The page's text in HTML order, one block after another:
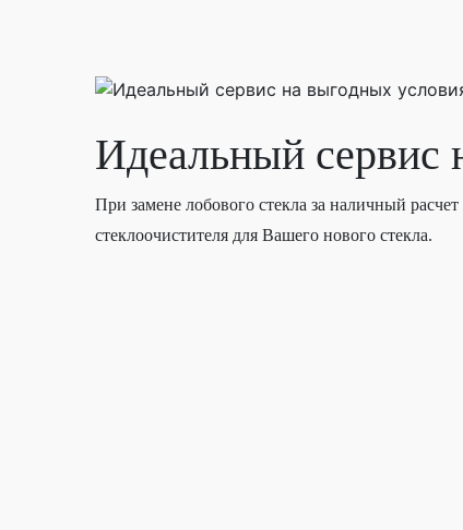
Идеальный сервис
При замене лобового стекла за наличный
стеклоочистителя для Вашего нового стекла.